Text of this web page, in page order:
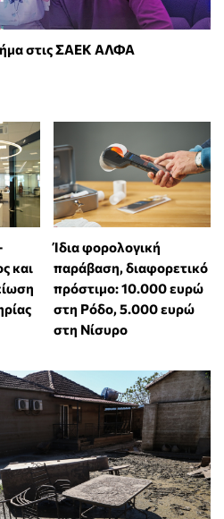
στις ΣΑΕΚ ΑΛΦΑ
και
Ίδια φορολογική
παράβαση, διαφορετικό
πρόστιμο: 10.000 ευρώ
στη Ρόδο, 5.000 ευρώ
στη Νίσυρο